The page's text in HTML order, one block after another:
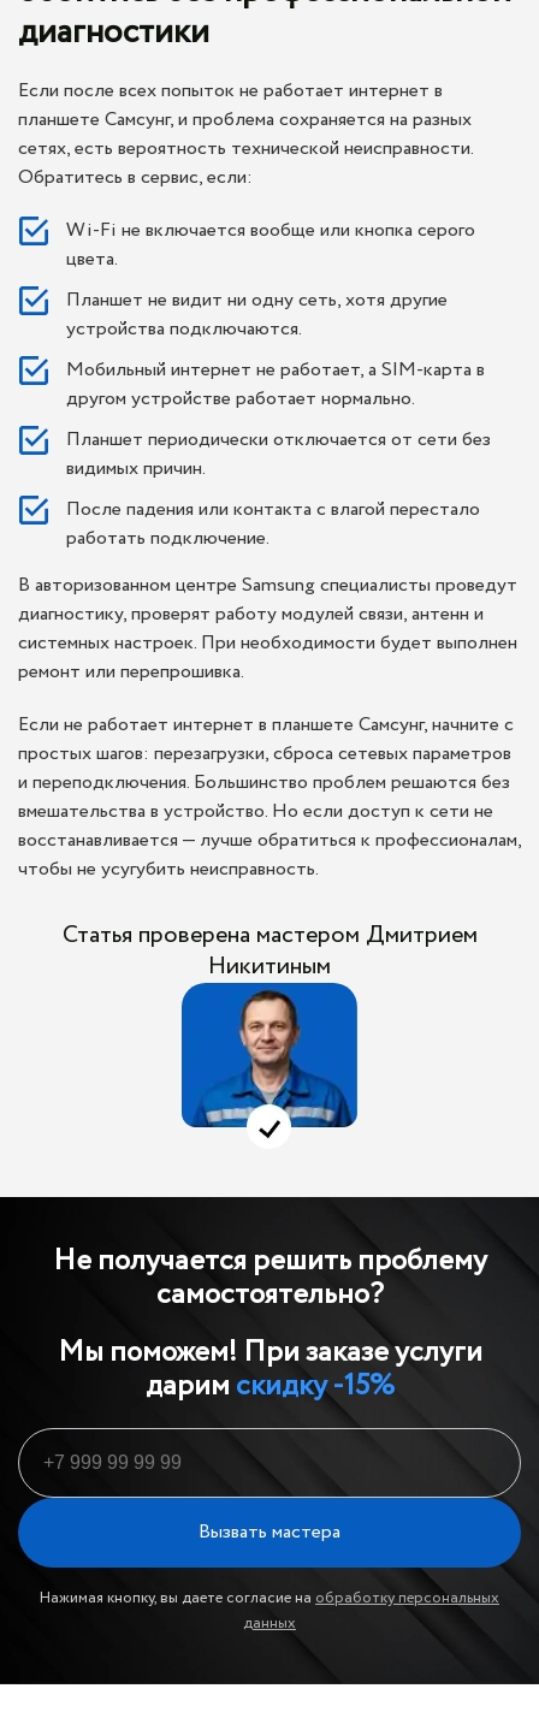
диагностики
Если после всех попыток не работает интернет в
планшете Самсунг, и проблема сохраняется на разных
сетях, есть вероятность технической неисправности.
Обратитесь в сервис, если:
Wi-Fi не включается вообще или кнопка серого
цвета.
Планшет не видит ни одну сеть, хотя другие
устройства подключаются.
Мобильный интернет не работает, а SIM-карта в
другом устройстве работает нормально.
Планшет периодически отключается от сети без
видимых причин.
После падения или контакта с влагой перестало
работать подключение.
В авторизованном центре Samsung специалисты проведут
диагностику, проверят работу модулей связи, антенн и
системных настроек. При необходимости будет выполнен
ремонт или перепрошивка.
Если не работает интернет в планшете Самсунг, начните с
простых шагов: перезагрузки, сброса сетевых параметров
и переподключения. Большинство проблем решаются без
вмешательства в устройство. Но если доступ к сети не
восстанавливается — лучше обратиться к профессионалам,
чтобы не усугубить неисправность.
Статья проверена мастером Дмитрием
Никитиным
Не получается решить проблему
самостоятельно?
Мы поможем! При заказе услуги
дарим скидку -15%
Вызвать мастера
Нажимая кнопку, вы даете согласие на обработку персональных
данных